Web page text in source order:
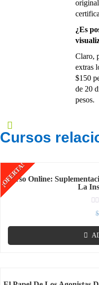
¿Es
Claro,
extras
$150
de 20
pesos.
Cursos
Curso Online:
La
of
5
$